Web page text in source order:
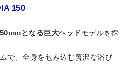
150
となる巨大ヘッドモデルを採
で、全身を包み込む贅沢な浴び